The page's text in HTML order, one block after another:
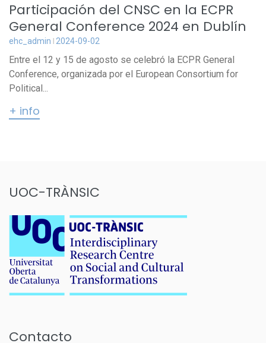
Participación del CNSC en la ECPR
General Conference 2024 en Dublín
ehc_admin 2024-09-02
Entre el 12 y 15 de agosto se celebró la ECPR General
Conference, organizada por el European Consortium for
Political...
+ info
UOC-TRÀNSIC
Contacto